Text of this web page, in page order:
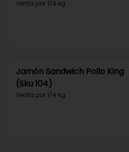
Venta por 1/4 kg.
Jamón Sandwich Pollo King
(Sku 104)
Venta por 1/4 kg.